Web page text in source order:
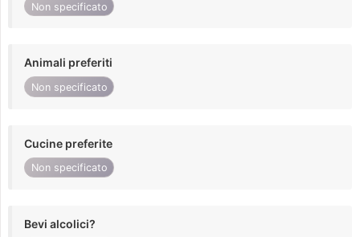
Non specificato
Animali preferiti
Non specificato
Cucine preferite
Non specificato
Bevi alcolici?